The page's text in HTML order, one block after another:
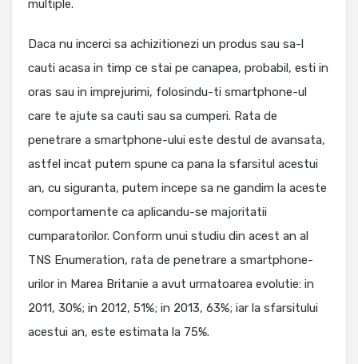
multiple.
Daca nu incerci sa achizitionezi un produs sau sa-l
cauti acasa in timp ce stai pe canapea, probabil, esti in
oras sau in imprejurimi, folosindu-ti smartphone-ul
care te ajute sa cauti sau sa cumperi. Rata de
penetrare a smartphone-ului este destul de avansata,
astfel incat putem spune ca pana la sfarsitul acestui
an, cu siguranta, putem incepe sa ne gandim la aceste
comportamente ca aplicandu-se majoritatii
cumparatorilor. Conform unui studiu din acest an al
TNS Enumeration, rata de penetrare a smartphone-
urilor in Marea Britanie a avut urmatoarea evolutie: in
2011, 30%; in 2012, 51%; in 2013, 63%; iar la sfarsitului
acestui an, este estimata la 75%.